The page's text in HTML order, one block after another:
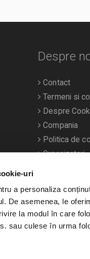
uri
a personaliza
De asemenea, le
la modul în care
sau culese în urma
Despre
Contact
Termeni si
Despre
Compania
Politica de
Organizatori